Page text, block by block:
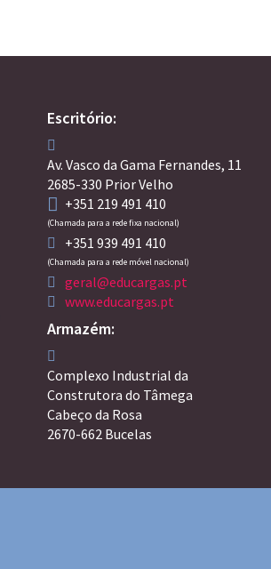
Escritório:
Av. Vasco da Gama Fernandes, 11
2685-330 Prior Velho
+351 219 491 410
(Chamada para a rede fixa nacional)
+351 939 491 410
(Chamada para a rede móvel nacional)
geral@educargas.pt
www.educargas.pt
Armazém:
Complexo Industrial da
Construtora do Tâmega
Cabeço da Rosa
2670-662 Bucelas